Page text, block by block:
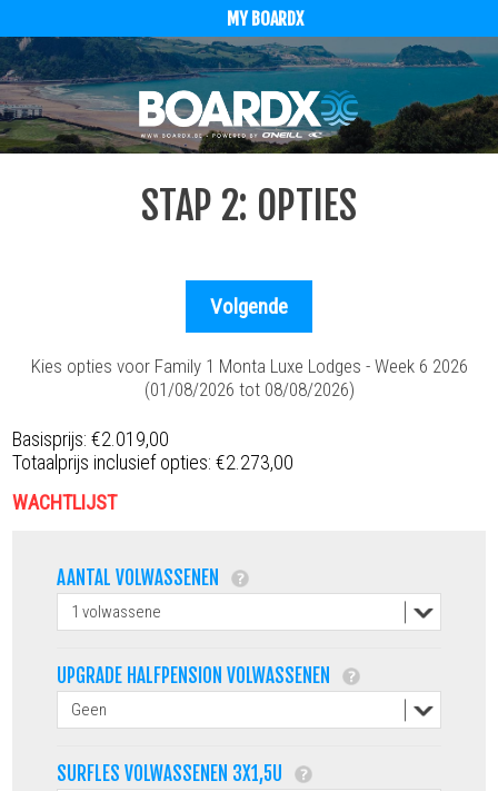
MY BOARDX
STAP 2: OPTIES
Kies opties voor Family 1 Monta Luxe Lodges - Week 6 2026
(01/08/2026 tot 08/08/2026)
Basisprijs:€2.019,00
Totaalprijs inclusief opties:€2.273,00
WACHTLIJST
AANTAL VOLWASSENEN
UPGRADE HALFPENSION VOLWASSENEN
SURFLES VOLWASSENEN 3X1,5U